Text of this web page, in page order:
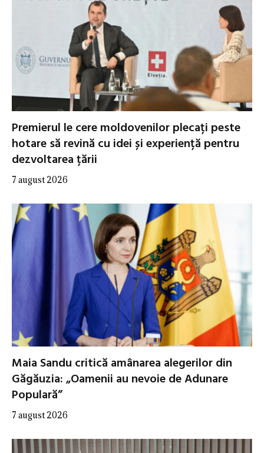
Premierul le cere moldovenilor plecați peste
hotare să revină cu idei și experiență pentru
dezvoltarea țării
7 august 2026
Maia Sandu critică amânarea alegerilor din
Găgăuzia: „Oamenii au nevoie de Adunare
Populară”
7 august 2026